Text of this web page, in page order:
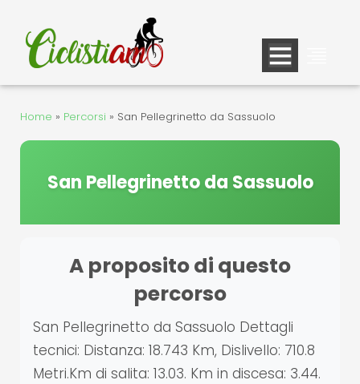
contenuto
Home » Percorsi » San Pellegrinetto da Sassuolo
San Pellegrinetto da Sassuolo
A proposito di questo
percorso
San Pellegrinetto da Sassuolo Dettagli
tecnici: Distanza: 18.743 Km, Dislivello: 710.8
Metri.Km di salita: 13.03. Km in discesa: 3.44.